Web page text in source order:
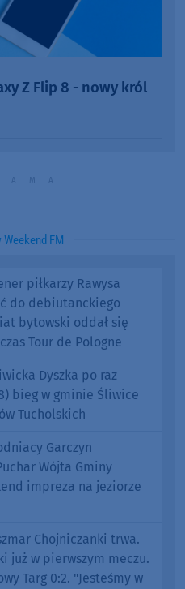
Z Flip 8 - nowy król
Weekend FM
piłkarzy Rawysa
do debiutanckiego
bytowski oddał się
Tour de Pologne
Dyszka po raz
bieg w gminie Śliwice
Tucholskich
Garczyn
Wójta Gminy
impreza na jeziorze
Chojniczanki trwa.
już w pierwszym meczu.
Targ 0:2. "Jesteśmy w